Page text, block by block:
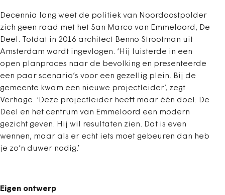
Decennia lang weet de politiek van Noordoostpolder
zich geen raad met het San Marco van Emmeloord, De
Deel. Totdat in 2016 architect Benno Strootman uit
Amsterdam wordt ingevlogen. ‘Hij luisterde in een
open planproces naar de bevolking en presenteerde
een paar scenario’s voor een gezellig plein. Bij de
gemeente kwam een nieuwe projectleider’, zegt
Verhage. ‘Deze projectleider heeft maar één doel: De
Deel en het centrum van Emmeloord een modern
gezicht geven. Hij wil resultaten zien. Dat is even
wennen, maar als er echt iets moet gebeuren dan heb
je zo’n duwer nodig.’
Eigen ontwerp